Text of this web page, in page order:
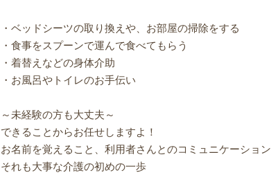
・ベッドシーツの取り換えや、お部屋の掃除をする
・食事をスプーンで運んで食べてもらう
・着替えなどの身体介助
・お風呂やトイレのお手伝い
～未経験の方も大丈夫～
できることからお任せしますよ！
お名前を覚えること、利用者さんとのコミュニケーション
それも大事な介護の初めの一歩